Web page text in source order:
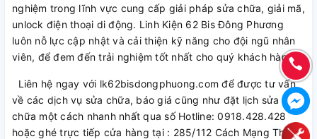
nghiệm trong lĩnh vực cung cấp giải pháp sửa chữa, giải mã,
unlock điện thoại di động. Linh Kiện 62 Bis Đông Phương
luôn nỗ lực cập nhật và cải thiện kỹ năng cho đội ngũ nhân
viên, để đem đến trải nghiệm tốt nhất cho quý khách hàng.
Liên hệ ngay với lk62bisdongphuong.com để được tư vấn
về các dịch vụ sửa chữa, báo giá cũng như đặt lịch sửa
chữa một cách nhanh nhất qua số Hotline: 0918.428.428
hoặc ghé trực tiếp cửa hàng tại : 285/112 Cách Mạng Tháng